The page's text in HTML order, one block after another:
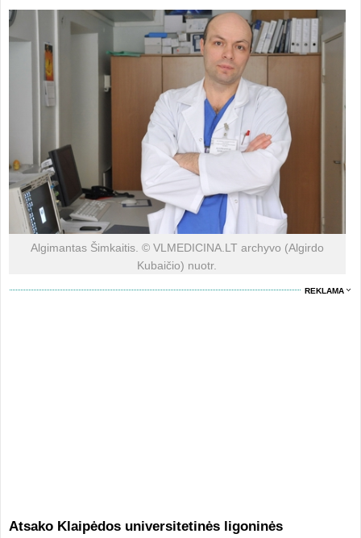
Algimantas Šimkaitis. © VLMEDICINA.LT archyvo (Algirdo
Kubaičio) nuotr.
REKLAMA
Atsako Klaipėdos universitetinės ligoninės